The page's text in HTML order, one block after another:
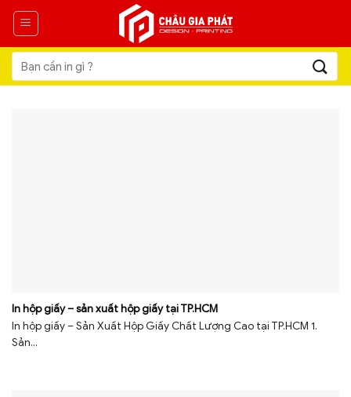
Skip
content
Tìm
kiếm:
In hộp giấy – sản xuất hộp giấy tại TP.HCM
In hộp giấy – Sản Xuất Hộp Giấy Chất Lượng Cao tại TP.HCM 1.
Sản...